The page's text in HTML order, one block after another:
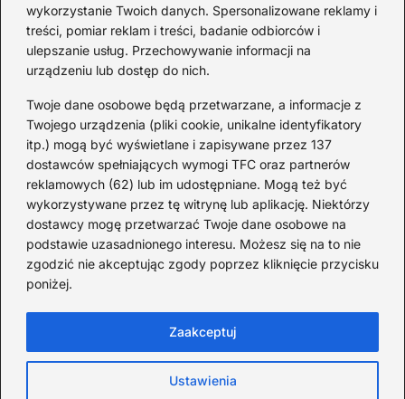
wykorzystanie Twoich danych. Spersonalizowane reklamy i
treści, pomiar reklam i treści, badanie odbiorców i
ulepszanie usług. Przechowywanie informacji na
urządzeniu lub dostęp do nich.
Twoje dane osobowe będą przetwarzane, a informacje z
Twojego urządzenia (pliki cookie, unikalne identyfikatory
itp.) mogą być wyświetlane i zapisywane przez 137
dostawców spełniających wymogi TFC oraz partnerów
reklamowych (62) lub im udostępniane. Mogą też być
wykorzystywane przez tę witrynę lub aplikację. Niektórzy
dostawcy mogę przetwarzać Twoje dane osobowe na
podstawie uzasadnionego interesu. Możesz się na to nie
zgodzić nie akceptując zgody poprzez kliknięcie przycisku
poniżej.
Ustawienia
Zaakceptuj
Redakcja
Od lat podróżuję, by poznawać świat z bliska – nie tylko
przez pryzmat zabytków, ale przede wszystkim ludzi,
smaków i codzienności.
Redakcja: Michalina Staszic
ul. Miła 08A, 32-514 Bieruń
477 362 966
admin@teatrbiuropodrozy.pl
F
a
c
b
k
X
L
i
e
n
Strona główna Cookies
Zasady użytkowania